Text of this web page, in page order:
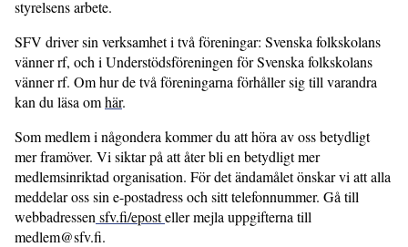
styrelsens arbete.
SFV driver sin verksamhet i två föreningar: Svenska folkskolans
vänner rf, och i Understödsföreningen för Svenska folkskolans
vänner rf. Om hur de två föreningarna förhåller sig till varandra
kan du läsa omhär.
Som medlem i någondera kommer du att höra av oss betydligt
mer framöver. Vi siktar på att åter bli en betydligt mer
medlemsinriktad organisation. För det ändamålet önskar vi att alla
meddelar oss sin e-postadress och sitt telefonnummer. Gå till
webbadressen sfv.fi/eposteller mejla uppgifterna till
medlem@sfv.fi.